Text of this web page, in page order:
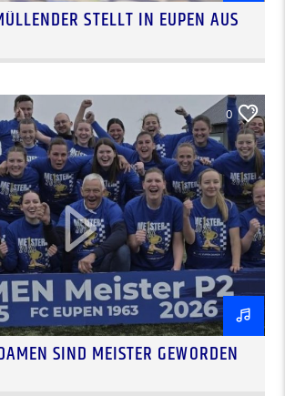
STELLT IN EUPEN AUS
0
SIND MEISTER GEWORDEN